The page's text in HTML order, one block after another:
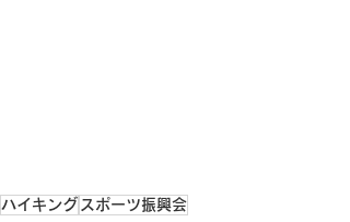
ハイキング スポーツ振興会